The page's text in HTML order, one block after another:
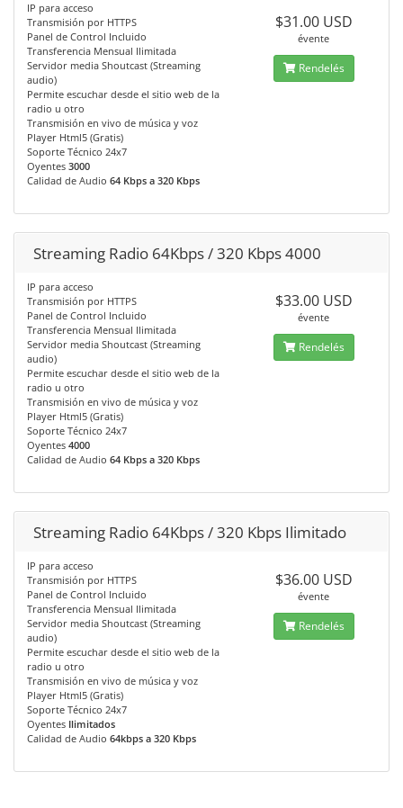
IP para acceso
Transmisión por HTTPS
Panel de Control Incluido
Transferencia Mensual Ilimitada
Servidor media Shoutcast (Streaming
audio)
Permite escuchar desde el sitio web de la
radio u otro
Transmisión en vivo de música y voz
Player Html5 (Gratis)
Soporte Técnico 24x7
Oyentes 3000
Calidad de Audio 64 Kbps a 320 Kbps
$31.00 USD
évente
Rendelés
Streaming Radio 64Kbps / 320 Kbps 4000
IP para acceso
Transmisión por HTTPS
Panel de Control Incluido
Transferencia Mensual Ilimitada
Servidor media Shoutcast (Streaming
audio)
Permite escuchar desde el sitio web de la
radio u otro
Transmisión en vivo de música y voz
Player Html5 (Gratis)
Soporte Técnico 24x7
Oyentes 4000
Calidad de Audio 64 Kbps a 320 Kbps
$33.00 USD
évente
Rendelés
Streaming Radio 64Kbps / 320 Kbps Ilimitado
IP para acceso
Transmisión por HTTPS
Panel de Control Incluido
Transferencia Mensual Ilimitada
Servidor media Shoutcast (Streaming
audio)
Permite escuchar desde el sitio web de la
radio u otro
Transmisión en vivo de música y voz
Player Html5 (Gratis)
Soporte Técnico 24x7
Oyentes Ilimitados
Calidad de Audio 64kbps a 320 Kbps
$36.00 USD
évente
Rendelés